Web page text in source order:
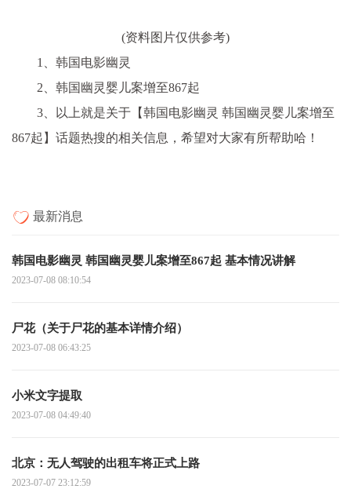
(资料图片仅供参考)
1、韩国电影幽灵
2、韩国幽灵婴儿案增至867起
3、以上就是关于【韩国电影幽灵 韩国幽灵婴儿案增至
867起】话题热搜的相关信息，希望对大家有所帮助哈！
最新消息
韩国电影幽灵 韩国幽灵婴儿案增至867起 基本情况讲解
2023-07-08 08:10:54
尸花（关于尸花的基本详情介绍）
2023-07-08 06:43:25
小米文字提取
2023-07-08 04:49:40
北京：无人驾驶的出租车将正式上路
2023-07-07 23:12:59